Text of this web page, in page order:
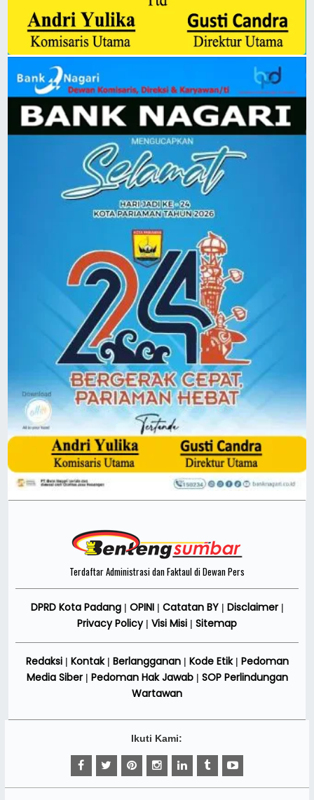
Terdaftar Administrasi dan Faktaul di Dewan Pers
DPRD Kota Padang| OPINI Catatan BY| Disclaimer|
Privacy Policy| Visi Misi Sitemap
Redaksi| Kontak| Berlangganan| Kode Etik| Pedoman
Media Siber| Pedoman Hak Jawab| SOP Perlindungan
Wartawan
Ikuti Kami: